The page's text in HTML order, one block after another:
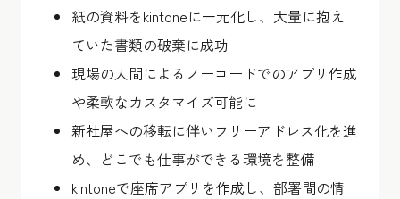
紙の資料をkintoneに一元化し、大量に抱え
ていた書類の破棄に成功
現場の人間によるノーコードでのアプリ作成
や柔軟なカスタマイズ可能に
新社屋への移転に伴いフリーアドレス化を進
め、どこでも仕事ができる環境を整備
kintoneで座席アプリを作成し、部署間の情